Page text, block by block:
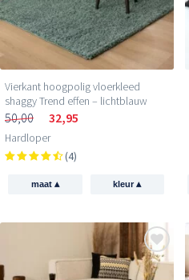
Vierkant hoogpolig vloerkleed
shaggy Trend effen – lichtblauw
50,00 32,95
Hardloper
(4)
maat ▴ kleur▴